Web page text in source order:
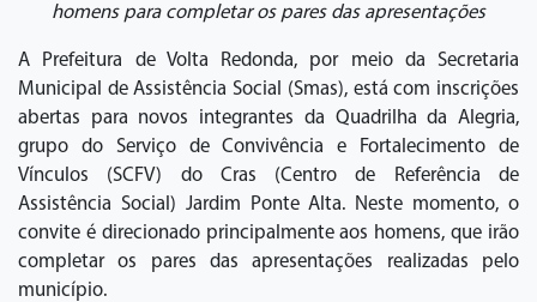
homens para completar os pares das apresentações
A Prefeitura de Volta Redonda, por meio da Secretaria
Municipal de Assistência Social (Smas), está com inscrições
abertas para novos integrantes da Quadrilha da Alegria,
grupo do Serviço de Convivência e Fortalecimento de
Vínculos (SCFV) do Cras (Centro de Referência de
Assistência Social) Jardim Ponte Alta. Neste momento, o
convite é direcionado principalmente aos homens, que irão
completar os pares das apresentações realizadas pelo
município.